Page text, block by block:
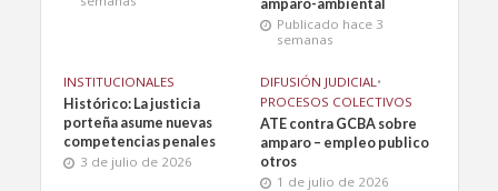
amparo-ambiental
Publicado hace 3
semanas
INSTITUCIONALES
Histórico: La justicia
porteña asume nuevas
competencias penales
3 de julio de 2026
DIFUSIÓN JUDICIAL•
PROCESOS COLECTIVOS
ATE contra GCBA sobre
amparo – empleo publico
otros
1 de julio de 2026